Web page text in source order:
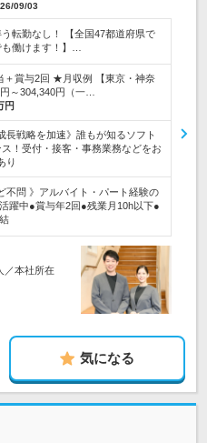
09/03
転勤なし！ 【全国47都道府県で
働けます！】…
＋賞与2回 ★月収例 【東京・神奈
～304,340円（一…
円
長戦略を加速》誰もが知るソフト
！受付・接客・事務業務などをお
り
不問 》アルバイト・パート経験の
躍中●賞与年2回●残業月10h以下●
／本社所在
気になる